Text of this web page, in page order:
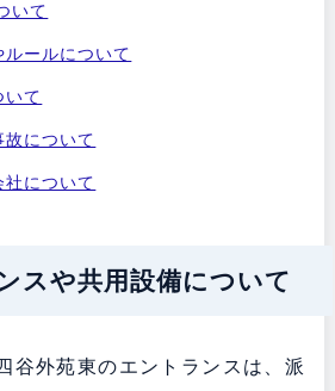
いて
ルールについて
いて
について
について
スや共用設備について
谷外苑東のエントランスは、派